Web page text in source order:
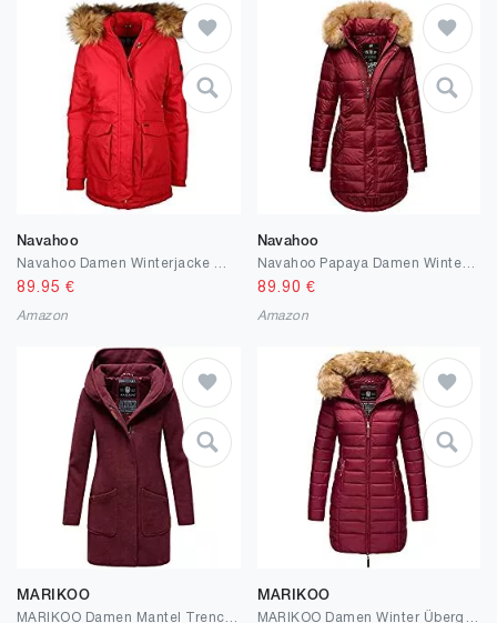
Navahoo
89.95 €
Amazon
Navahoo
Navahoo Papaya Damen Winter Jacke Steppjacke Mantel Parka gesteppt warm B374
89.90 €
Amazon
MARIKOO
MARIKOO